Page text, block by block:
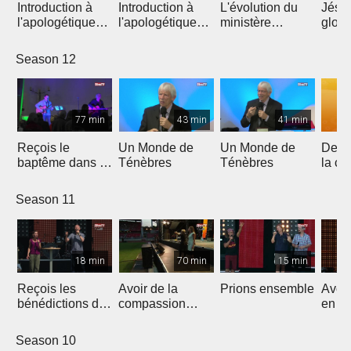
Introduction à
l'apologétique
Introduction à
l'apologétique
L'évolution du
ministère
Season 12
77 min
Reçois le
baptême dans le
43 min
Un Monde de
Ténèbres
41 min
Un Monde de
Ténèbres
De
la
Season 11
18 min
Reçois les
bénédictions du
70 min
Avoir de la
compassion
15 min
Prions ensemble
en
Season 10